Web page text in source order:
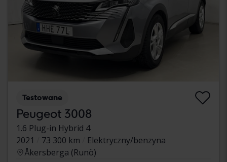
Testowane
Peugeot 3008
1.6 Plug-in Hybrid 4
2021
73 300 km
Elektryczny/benzyna
Åkersberga (Runö)